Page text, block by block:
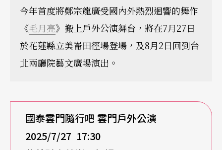
今年首度將鄭宗龍廣受國內外熱烈迴響的舞作
《毛月亮》搬上戶外公演舞台，將在7月27日
於花蓮縣立美崙田徑場登場，及8月2日回到台
北兩廳院藝文廣場演出。
國泰雲門隨行吧 雲門戶外公演
2025/7/27 17:30